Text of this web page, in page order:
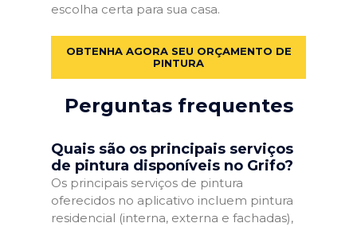
escolha certa para sua casa.
OBTENHA AGORA SEU ORÇAMENTO DE
PINTURA
Perguntas frequentes
Quais são os principais serviços
de pintura disponíveis no Grifo?
Os principais serviços de pintura
oferecidos no aplicativo incluem pintura
residencial (interna, externa e fachadas),